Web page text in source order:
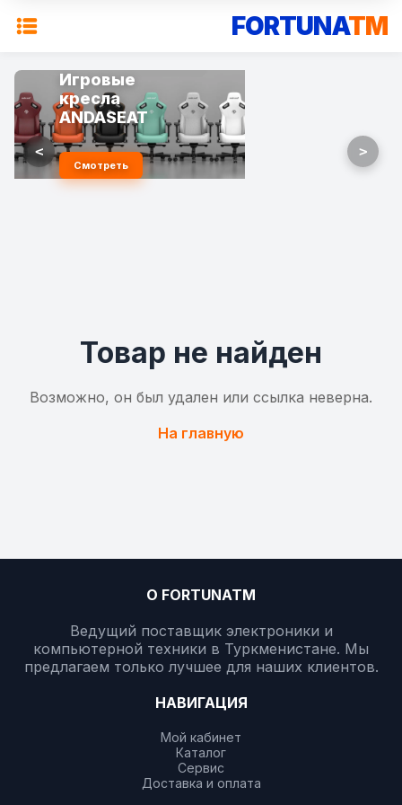
FORTUNATM
Игровые
кресла
ANDASEAT
Смотреть
< >
Товар не найден
Возможно, он был удален или ссылка неверна.
На главную
О FORTUNATM
Ведущий поставщик электроники и
компьютерной техники в Туркменистане. Мы
предлагаем только лучшее для наших клиентов.
НАВИГАЦИЯ
Мой кабинет
Каталог
Сервис
Доставка и оплата